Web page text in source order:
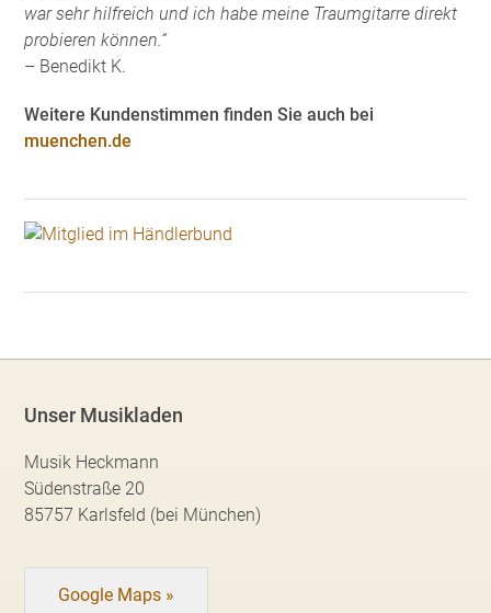
war sehr hilfreich und ich habe meine Traumgitarre direkt
probieren können.“
– Benedikt K.
Weitere Kundenstimmen finden Sie auch bei
muenchen.de
Unser Musikladen
Musik Heckmann
Südenstraße 20
85757 Karlsfeld (bei München)
Google Maps »